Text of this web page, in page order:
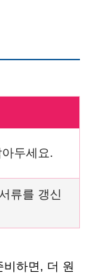
두세요.
류를 갱신
하면, 더 원